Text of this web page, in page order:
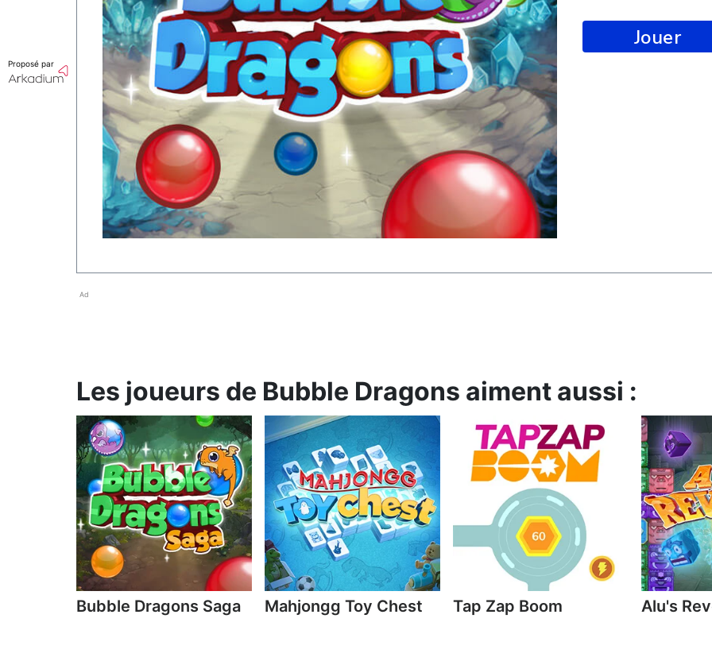
Proposé par
Jouer
Ad
Les joueurs de Bubble Dragons aiment aussi :
Bubble Dragons Saga Mahjongg Toy Chest Tap Zap Boom Alu's